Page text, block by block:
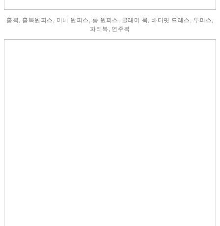
홀복, 홀복원피스, 미니 원피스, 롱 원피스, 글래머 룩, 바디핏 드레스, 투피스,
파티복, 연주복